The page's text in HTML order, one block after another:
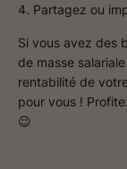
4. Partagez ou
Si vous avez des
de masse
rentabilité de
pour vous !
😉